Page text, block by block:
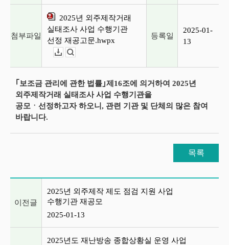
첨부파일
2025년 외주제작거래
실태조사 사업 수행기관
선정 재공고문.hwpx
등록일
2025-01-
13
｢보조금 관리에 관한 법률｣제16조에 의거하여 2025년
외주제작거래 실태조사 사업 수행기관을
공모ㆍ선정하고자 하오니, 관련 기관 및 단체의 많은 참여
바랍니다.
목록
이전글
2025년 외주제작 제도 점검 지원 사업
수행기관 재공모
2025-01-13
2025년도 재난방송 종합상황실 운영 사업